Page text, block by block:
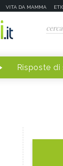
VITA DA MAMMA
Risposte di